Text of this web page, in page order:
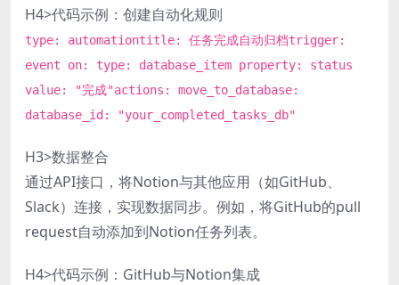
H4>代码示例：创建自动化规则
type: automationtitle: 任务完成自动归档trigger:
event on: type: database_item property: status
value: "完成"actions: move_to_database:
database_id: "your_completed_tasks_db"
H3>数据整合
通过API接口，将Notion与其他应用（如GitHub、
Slack）连接，实现数据同步。例如，将GitHub的pull
request自动添加到Notion任务列表。
H4>代码示例：GitHub与Notion集成